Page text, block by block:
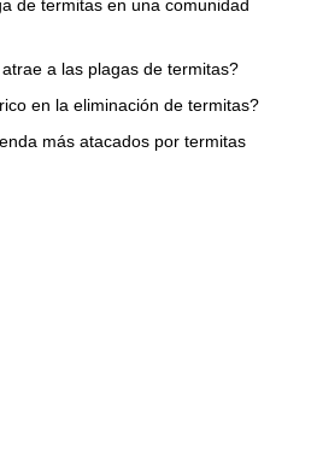
de termitas en una comunidad
a las plagas de termitas?
en la eliminación de termitas?
más atacados por termitas